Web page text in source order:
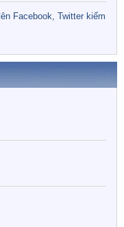
Facebook, Twitter kiếm